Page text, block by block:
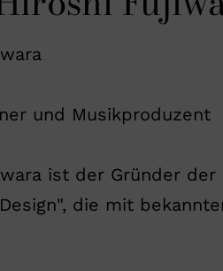
und Musikproduzent
ist der Gründer der
die mit